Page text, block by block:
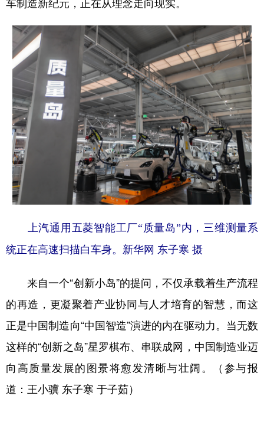
车制造新纪元，正在从理念走向现实。
上汽通用五菱智能工厂“质量岛”内，三维测量系
统正在高速扫描白车身。新华网 东子寒 摄
来自一个“创新小岛”的提问，不仅承载着生产流程
的再造，更凝聚着产业协同与人才培育的智慧，而这
正是中国制造向“中国智造”演进的内在驱动力。当无数
这样的“创新之岛”星罗棋布、串联成网，中国制造业迈
向高质量发展的图景将愈发清晰与壮阔。（参与报
道：王小骥 东子寒 于子茹）